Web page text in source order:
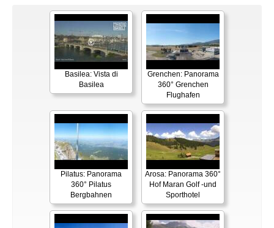
Basilea: Vista di
Basilea
Grenchen: Panorama
360° Grenchen
Flughafen
Pilatus: Panorama
360° Pilatus
Bergbahnen
Arosa: Panorama 360°
Hof Maran Golf -und
Sporthotel